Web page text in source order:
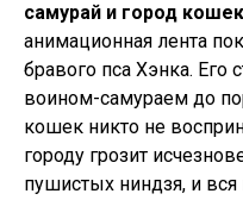
самурай и город
анимационная лента
бравого пса Хэнка. Его
воином-самураем до
кошек никто не
городу грозит
пушистых ниндзя, и